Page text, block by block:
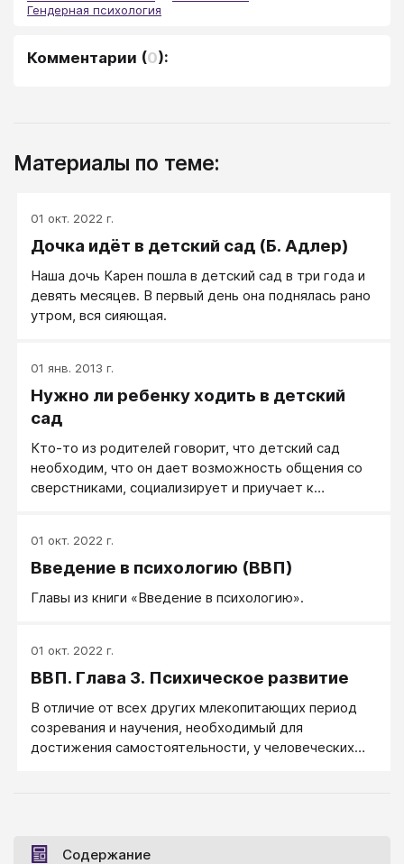
Гендерная психология
Комментарии (0):
Материалы по теме:
01 окт. 2022 г.
Дочка идёт в детский сад (Б. Адлер)
Наша дочь Карен пошла в детский сад в три года и
девять месяцев. В первый день она поднялась рано
утром, вся сияющая.
01 янв. 2013 г.
Нужно ли ребенку ходить в детский
сад
Кто-то из родителей говорит, что детский сад
необходим, что он дает возможность общения со
сверстниками, социализирует и приучает к
индивидуальной программе. Кто из них правы?
01 окт. 2022 г.
Введение в психологию (ВВП)
Главы из книги «Введение в психологию».
01 окт. 2022 г.
ВВП. Глава 3. Психическое развитие
В отличие от всех других млекопитающих период
созревания и научения, необходимый для
достижения самостоятельности, у человеческих
Содержание